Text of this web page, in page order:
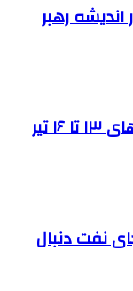
اندیشه رهبر
اتحادیه های صنفی تهران در روزهای ۱۳ تا ۱۶ تیر
نفت دنبال